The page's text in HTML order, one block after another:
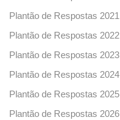
Plantão de Respostas 2021
Plantão de Respostas 2022
Plantão de Respostas 2023
Plantão de Respostas 2024
Plantão de Respostas 2025
Plantão de Respostas 2026